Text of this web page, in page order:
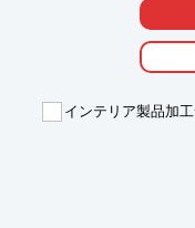
特にシビアに行ってお
あらゆる板金のご要望
まずはお気軽にお問い
■熟練工によるスピー
インテリア製品加